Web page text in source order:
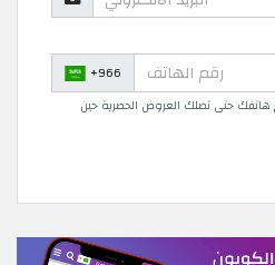
+966
هاتفك حتى تصلك العروض الحصرية حين